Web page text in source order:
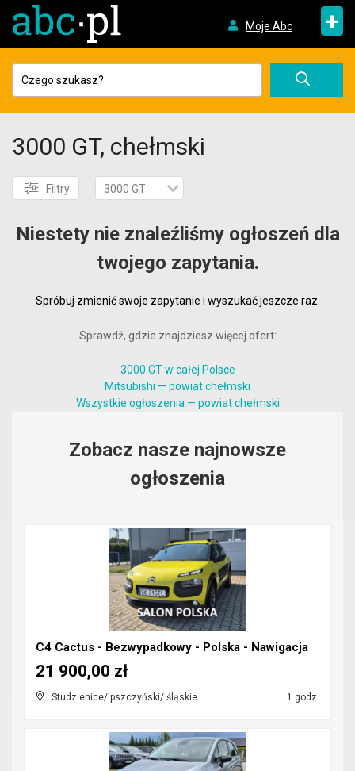
Moje Abc +
3000 GT, chełmski
Filtry 3000 GT
Niestety nie znaleźliśmy ogłoszeń dla
twojego zapytania.
Spróbuj zmienić swoje zapytanie i wyszukać jeszcze raz.
Sprawdź, gdzie znajdziesz więcej ofert:
3000 GT w całej Polsce
Mitsubishi — powiat chełmski
Wszystkie ogłoszenia — powiat chełmski
Zobacz nasze najnowsze
ogłoszenia
C4 Cactus - Bezwypadkowy - Polska - Nawigacja
Studzienice/ pszczyński/ śląskie 1 godz.
21 900,00 zł